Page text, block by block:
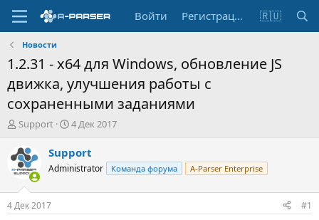
Войти Регистрация 🇷🇺
Новости
1.2.31 - x64 для Windows, обновление JS
движка, улучшения работы с
сохраненными заданиями
А
т
о
р
т
е
м
Support
Д
т
а
н
а
4 Дек 2017
Support
Administrator Команда форума A-Parser Enterprise
4 Дек 2017 #1